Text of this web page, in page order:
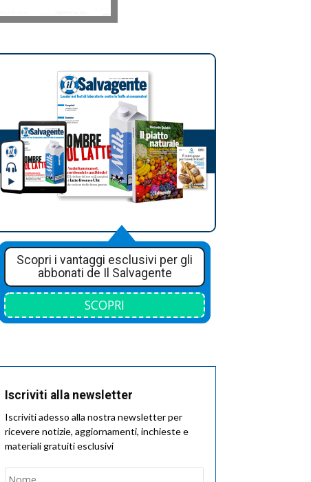
Scopri i vantaggi esclusivi per gli
abbonati de Il Salvagente
SCOPRI
Iscriviti alla newsletter
Iscriviti adesso alla nostra newsletter per
ricevere notizie, aggiornamenti, inchieste e
materiali gratuiti esclusivi
Nome